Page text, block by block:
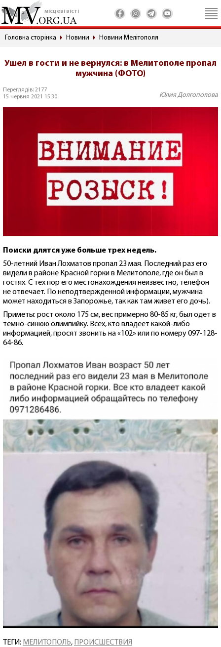
місцеві вісті
Головна сторінка Новини Новини Мелітополя
Ушел в гости и не вернулся: в Мелитополе пропал
мужчина (ФОТО)
Переглядів: 2177
15 червня 2021 15:30
Юлия Долгополова
Поиски длятся уже больше трех недель.
50-летний Иван Лохматов пропал 23 мая. Последний раз его
видели в районе Красной горки в Мелитополе, где он был в
гостях. С тех пор его местонахождения неизвестно, телефон
не отвечает. По неподтвержденной информации, мужчина
может находиться в Запорожье, так как там живет его дочь).
Приметы: рост около 175 см, вес примерно 80-85 кг, был одет в
темно-синюю олимпийку. Всех, кто владеет какой-либо
информацией, просят звонить на «102» или по номеру 097-128-
64-86.
ТЕГИ: МЕЛИТОПОЛЬ,
ПРОИСШЕСТВИЯ